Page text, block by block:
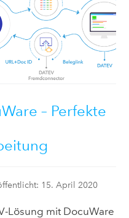
– Perfekte
15. April 2020
Lösung mit DocuWare